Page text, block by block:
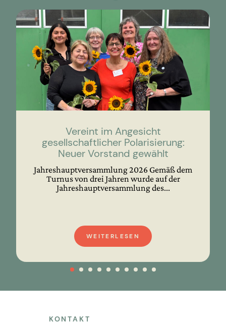
Vereint im Angesicht
gesellschaftlicher Polarisierung:
Neuer Vorstand gewählt
Jahreshauptversammlung 2026 Gemäß dem
Turnus von drei Jahren wurde auf der
Jahreshauptversammlung des...
WEITERLESEN
KONTAKT